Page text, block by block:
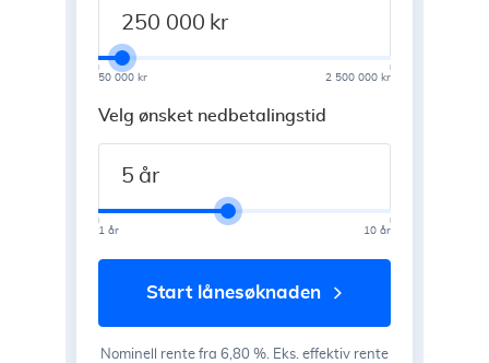
kr
2 500 000 kr
50 000 kr
Velg ønsket nedbetalingstid
år
10 år
1 år
start lånesøknaden
Nominell rente fra 6,80 %. Eks. effektiv rente